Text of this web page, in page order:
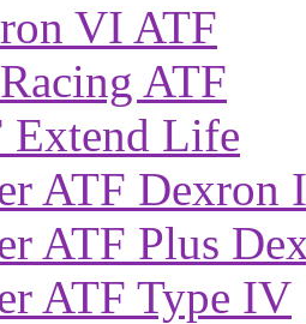
VI ATF
ATF
Extend Life
ATF Dexron
ATF Plus
ATF Type IV